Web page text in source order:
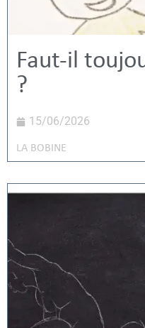
Faut-il
?
15/06/2026
LA BOBINE